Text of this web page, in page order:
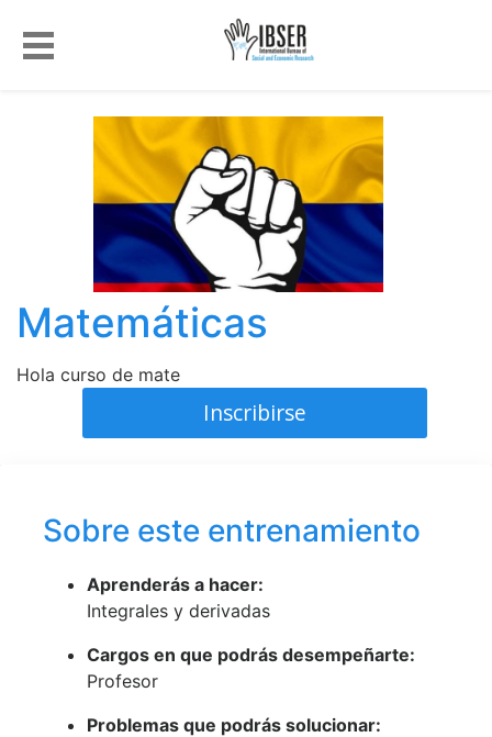
Matemáticas
Hola curso de mate
Inscribirse
Sobre este entrenamiento
Aprenderás a hacer:
Integrales y derivadas
Cargos en que podrás desempeñarte:
Profesor
Problemas que podrás solucionar: